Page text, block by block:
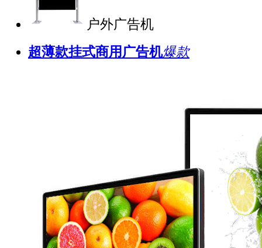
户外广告机
超薄款挂式商用广告机爆款